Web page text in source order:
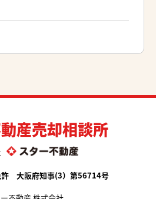
産売却相談所
許 大阪府知事(3）第56714号